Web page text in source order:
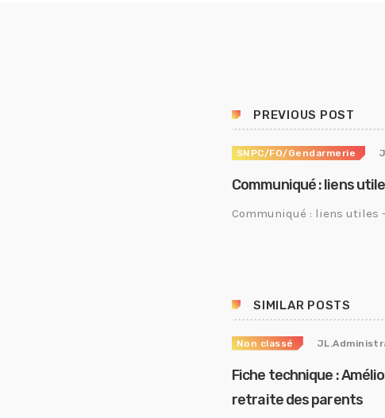
PREVIOUS POST
SNPC/FO/Gendarmerie
Communiqué : liens
Communiqué : liens utiles
SIMILAR POSTS
Non classé
Fiche technique :
retraite des parents